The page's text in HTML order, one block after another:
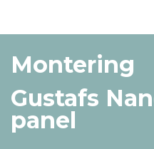
Montering
Gustafs
panel